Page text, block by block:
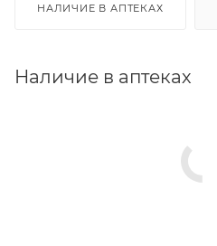
НАЛИЧИЕ В АПТЕКАХ
Наличие в аптеках